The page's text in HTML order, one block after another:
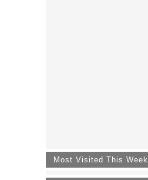
Most Visited This Week